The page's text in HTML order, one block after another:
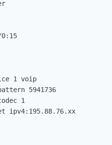
1 voip
5941736
1
ipv4:195.88.76.xx